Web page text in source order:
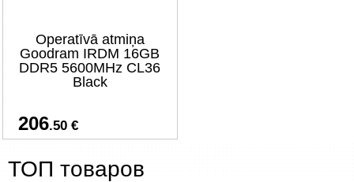
Operatīvā atmiņa
Goodram IRDM 16GB
DDR5 5600MHz CL36
Black
206.50 €
ТОП товаров